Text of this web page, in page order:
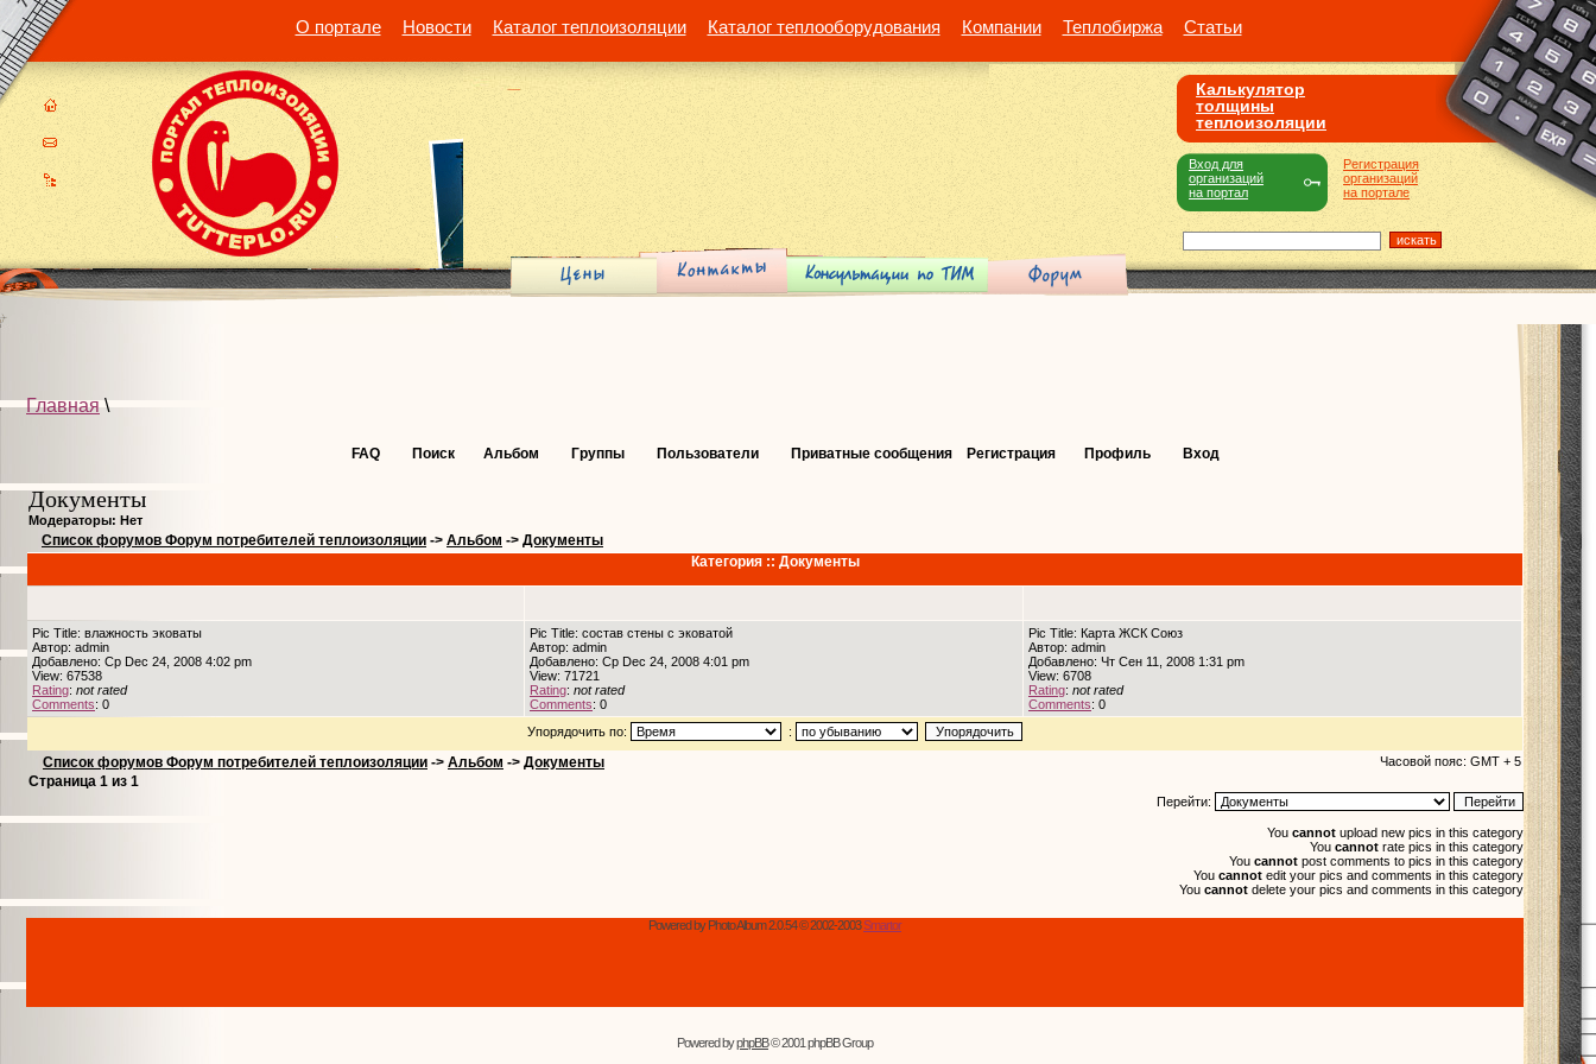
О портале Новости Каталог теплоизоляции Каталог теплооборудования Компании Теплобиржа Статьи
Калькулятор
толщины
теплоизоляции
Регистрация
организаций
на портале
Вход для
организаций
на портал
Главная\
FAQ Поиск Альбом Группы Пользователи Приватные сообщения Регистрация Профиль Вход
Документы
Модераторы: Нет
Список форумов Форум потребителей теплоизоляции -> Альбом -> Документы
Категория :: Документы
Pic Title: влажность эковаты
Автор: admin
Добавлено: Ср Dec 24, 2008 4:02 pm
View: 67538
Rating: not rated
Comments: 0
Pic Title: состав стены с эковатой
Автор: admin
Добавлено: Ср Dec 24, 2008 4:01 pm
View: 71721
Rating: not rated
Comments: 0
Pic Title: Карта ЖСК Союз
Автор: admin
Добавлено: Чт Сен 11, 2008 1:31 pm
View: 6708
Rating: not rated
Comments: 0
Упорядочить по:
:
Список форумов Форум потребителей теплоизоляции -> Альбом -> Документы Часовой пояс: GMT + 5
Страница 1 из 1
Перейти:
You cannot upload new pics in this category
You cannot rate pics in this category
You cannot post comments to pics in this category
You cannot edit your pics and comments in this category
You cannot delete your pics and comments in this category
Powered by Photo Album 2.0.54 © 2002-2003Smartor
Powered byphpBB© 2001 phpBB Group